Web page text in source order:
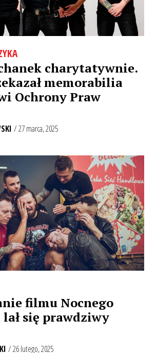
charytatywnie.
memorabilia
Ochrony Praw
/ 27 marca, 2025
filmu Nocnego
się prawdziwy
/ 26 lutego, 2025